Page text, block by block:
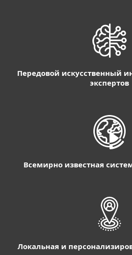
Передовой искусственный
экспертов
Всемирно известная
Локальная и